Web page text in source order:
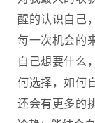
醒的认识自己
每一次机会的
自己想要什么
何选择，如何
还会有更多的